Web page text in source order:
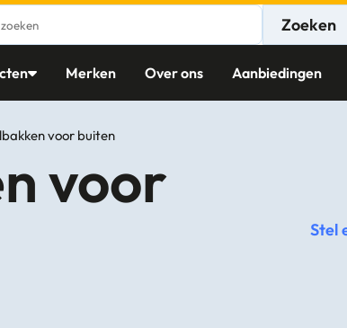
Zoeken
Merken Over ons Aanbiedingen
voor buiten
voor
Stel